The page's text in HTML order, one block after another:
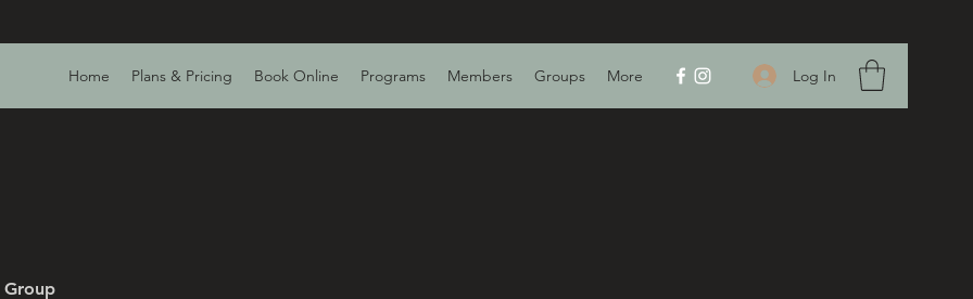
Home Plans & Pricing Book Online Programs Members Groups More Log In
Group